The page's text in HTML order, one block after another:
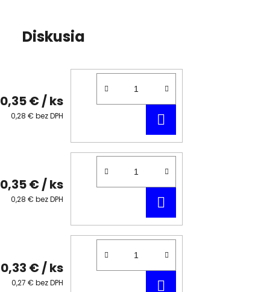
Diskusia
0,35 € / ks
0,28 € bez DPH
KOŠÍKA
0,35 € / ks
0,28 € bez DPH
KOŠÍKA
0,33 € / ks
0,27 € bez DPH